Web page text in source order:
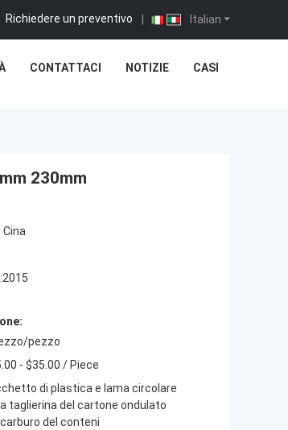
Italian
Richiedere un preventivo |
CONTATTACI NOTIZIE CASI
230mm
Cina
pezzo
- $35.00 / Piece
di plastica e lama circolare
taglierina del cartone ondulato
del conteni